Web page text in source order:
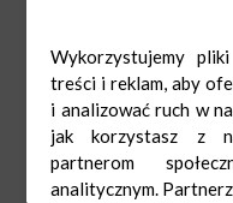
Wykorzystujemy
treści i reklam, aby
i analizować ruch w
jak korzystasz z
partnerom
analitycznym.